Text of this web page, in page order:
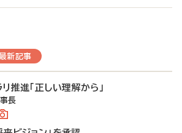
新記事
推進「正しい理解から」
長